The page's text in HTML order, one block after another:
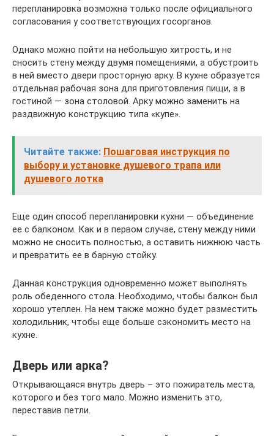
перепланировка возможна только после официального
согласования у соответствующих госорганов.
Однако можно пойти на небольшую хитрость, и не
сносить стену между двумя помещениями, а обустроить
в ней вместо двери просторную арку. В кухне образуется
отдельная рабочая зона для приготовления пищи, а в
гостиной — зона столовой. Арку можно заменить на
раздвижную конструкцию типа «купе».
Читайте также: Пошаговая инструкция по
выбору и установке душевого трапа или
душевого лотка
Еще один способ перепланировки кухни — объединение
ее с балконом. Как и в первом случае, стену между ними
можно не сносить полностью, а оставить нижнюю часть
и превратить ее в барную стойку.
Данная конструкция одновременно может выполнять
роль обеденного стола. Необходимо, чтобы балкон был
хорошо утеплен. На нем также можно будет разместить
холодильник, чтобы еще больше сэкономить место на
кухне.
Дверь или арка?
Открывающаяся внутрь дверь – это пожиратель места,
которого и без того мало. Можно изменить это,
переставив петли.